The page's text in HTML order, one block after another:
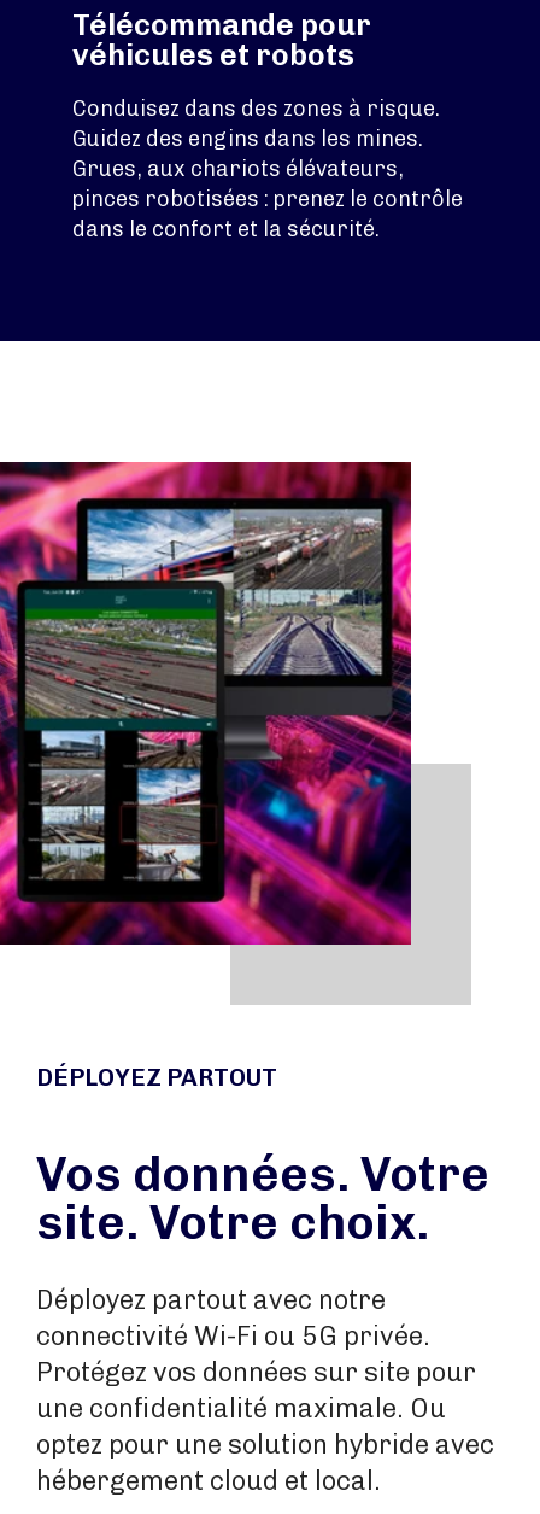
Télécommande pour
véhicules et robots
Conduisez dans des zones à risque.
Guidez des engins dans les mines.
Grues, aux chariots élévateurs,
pinces robotisées : prenez le contrôle
dans le confort et la sécurité.
DÉPLOYEZ PARTOUT
Vos données. Votre
site. Votre choix.
Déployez partout avec notre
connectivité Wi-Fi ou 5G privée.
Protégez vos données sur site pour
une confidentialité maximale. Ou
optez pour une solution hybride avec
hébergement cloud et local.